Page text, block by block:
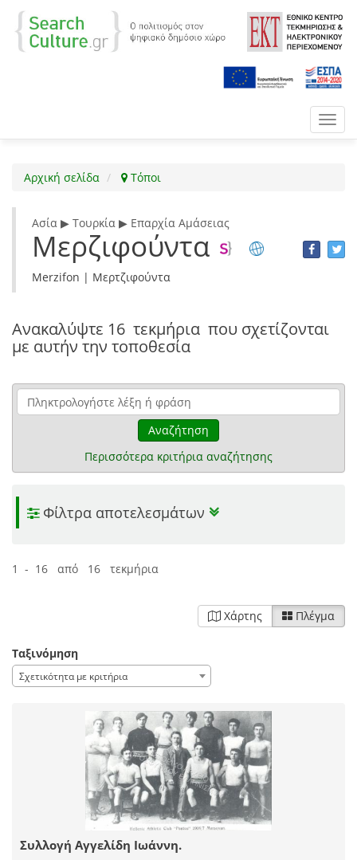
Αρχική σελίδα Τόποι
Ασία ▶ Τουρκία ▶ Επαρχία Αμάσειας
Μερζιφούντα
Merzifon | Μερτζιφούντα
Ανακαλύψτε 16 τεκμήρια που σχετίζονται
με αυτήν την τοποθεσία
Αναζήτηση
Περισσότερα κριτήρια αναζήτησης
Φίλτρα αποτελεσμάτων
1 - 16 από 16 τεκμήρια
Χάρτης Πλέγμα
Ταξινόμηση
Σχετικότητα με κριτήρια
Συλλογή Αγγελίδη Ιωάννη.